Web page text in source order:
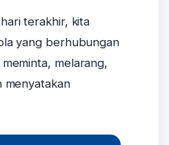
terakhir, kita
yang berhubungan
melarang,
menyatakan